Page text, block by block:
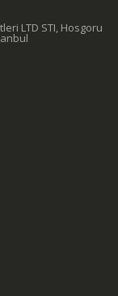
LTD STI, Hosgoru